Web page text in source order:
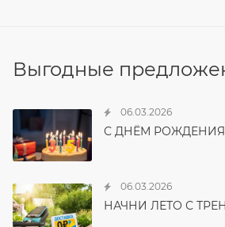
Выгодные
06.03.2026
С ДНЁМ
06.03.2026
НАЧНИ ЛЕТО С